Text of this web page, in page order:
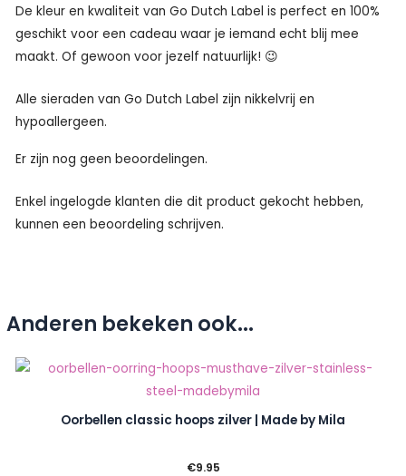
De kleur en kwaliteit van Go Dutch Label is perfect en 100%
geschikt voor een cadeau waar je iemand echt blij mee
maakt. Of gewoon voor jezelf natuurlijk! 😉
Alle sieraden van Go Dutch Label zijn nikkelvrij en
hypoallergeen.
Er zijn nog geen beoordelingen.
Enkel ingelogde klanten die dit product gekocht hebben,
kunnen een beoordeling schrijven.
Anderen bekeken ook...
Oorbellen classic hoops zilver | Made by Mila
€9.95